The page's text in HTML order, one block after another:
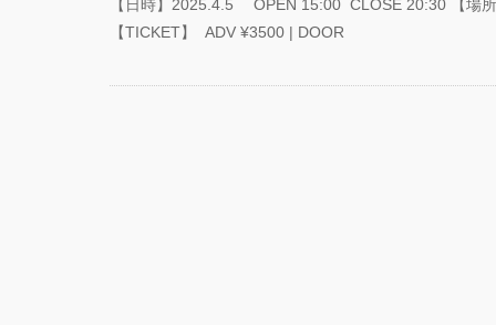
【日時】2025.4.5 OPEN 15:00 CLOSE 20:30 【場
【TICKET】 ADV ¥3500 | DOOR